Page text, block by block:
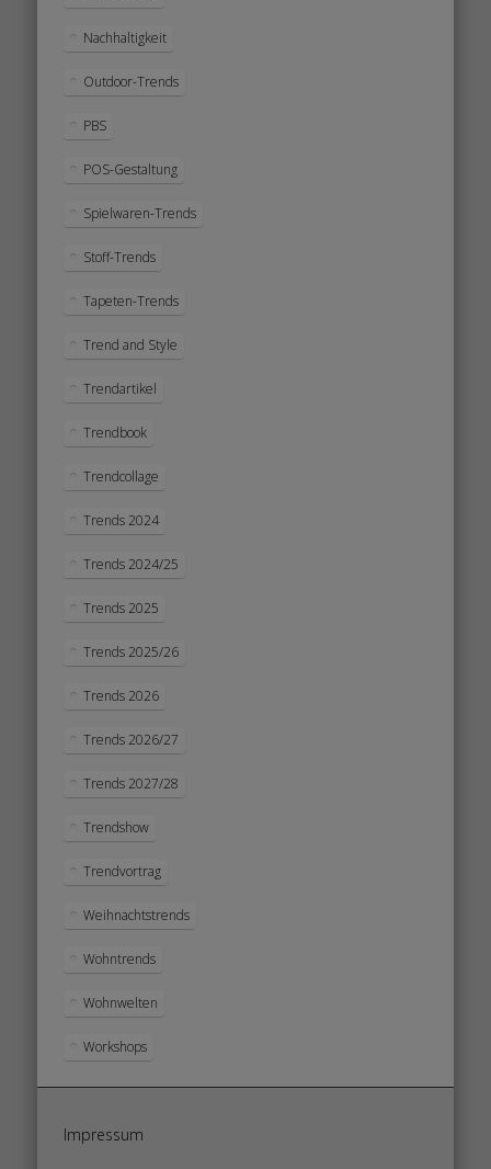
Nachhaltigkeit
Outdoor-Trends
PBS
POS-Gestaltung
Spielwaren-Trends
Stoff-Trends
Tapeten-Trends
Trend and Style
Trendartikel
Trendbook
Trendcollage
Trends 2024
Trends 2024/25
Trends 2025
Trends 2025/26
Trends 2026
Trends 2026/27
Trends 2027/28
Trendshow
Trendvortrag
Weihnachtstrends
Wohntrends
Wohnwelten
Workshops
Impressum